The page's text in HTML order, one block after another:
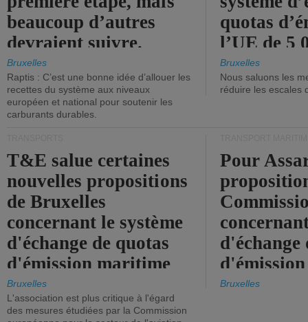
beaucoup d’autres
devraient suivre.
Bruxelles
Raptis : C’est une bonne idée d’allouer les
recettes du système aux niveaux
européen et national pour soutenir les
carburants durables.
quotas
l’UE de 5
tonneaux
brute.
Bruxelles
Nous saluons les
réduire les escales
T&E salue certaines
nouvelles propositions
de Bruxelles
concernant le système
d'échange de quotas
d'émission maritime
de l'UE.
Bruxelles
L'association est plus critique à l'égard
des mesures étudiées par la Commission
Pour
d'échange
timide,
Bruxelles